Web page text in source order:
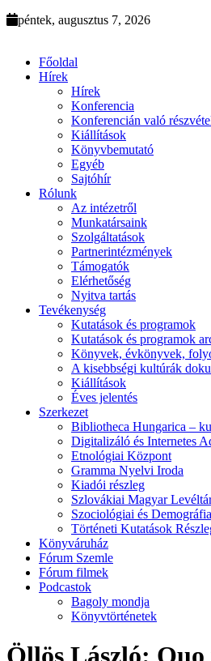
péntek, augusztus 7, 2026
Főoldal
Hírek
Hírek
Konferencia
Konferencián való
Kiállítások
Könyvbemutató
Egyéb
Sajtóhír
Rólunk
Az intézetről
Munkatársaink
Szolgáltatások
Partnerintézmények
Támogatók
Elérhetőség
Nyitva tartás
Tevékenység
Kutatások és programok
Kutatások és programok
Könyvek, évkönyvek,
A kisebbségi kultúrák
Kiállítások
Éves jelentés
Szerkezet
Bibliotheca Hungarica –
Digitalizáló és Internetes
Etnológiai Központ
Gramma Nyelvi Iroda
Kiadói részleg
Szlovákiai Magyar
Szociológiai és
Történeti Kutatások
Könyváruház
Fórum Szemle
Fórum filmek
Podcastok
Bagoly mondja
Könyvtörténetek